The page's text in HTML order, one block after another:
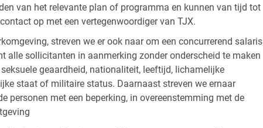
van het relevante plan of programma en kunnen van tijd tot
op met een vertegenwoordiger van TJX.
streven we er ook naar om een concurrerend salaris
alle sollicitanten in aanmerking zonder onderscheid te maken
geaardheid, nationaliteit, leeftijd, lichamelijke
staat of militaire status. Daarnaast streven we ernaar
personen met een beperking, in overeenstemming met de